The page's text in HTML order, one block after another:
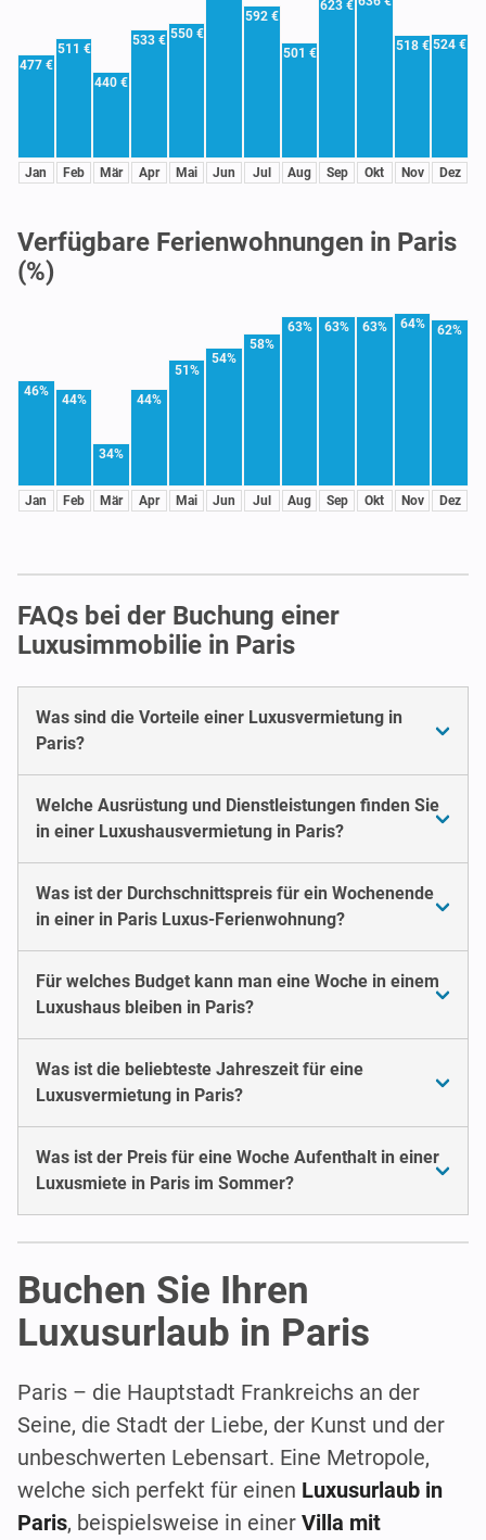
477 €
Jan
511 €
Feb
440 €
Mär
533 €
Apr
550 €
Mai Jun
592 €
Jul
501 €
Aug
623 €
Sep Okt
518 €
Nov
524 €
Dez
Verfügbare Ferienwohnungen in Paris
(%)
46%
Jan
44%
Feb
34%
Mär
44%
Apr
51%
Mai
54%
Jun
58%
Jul
63%
Aug
63%
Sep
63%
Okt
64%
Nov
62%
Dez
FAQs bei der Buchung einer
Luxusimmobilie in Paris
Was sind die Vorteile einer Luxusvermietung in
Paris?
Welche Ausrüstung und Dienstleistungen finden Sie
in einer Luxushausvermietung in Paris?
Was ist der Durchschnittspreis für ein Wochenende
in einer in Paris Luxus-Ferienwohnung?
Für welches Budget kann man eine Woche in einem
Luxushaus bleiben in Paris?
Was ist die beliebteste Jahreszeit für eine
Luxusvermietung in Paris?
Was ist der Preis für eine Woche Aufenthalt in einer
Luxusmiete in Paris im Sommer?
Buchen Sie Ihren
Luxusurlaub in Paris
Paris – die Hauptstadt Frankreichs an der
Seine, die Stadt der Liebe, der Kunst und der
unbeschwerten Lebensart. Eine Metropole,
welche sich perfekt für einen Luxusurlaub in
Paris, beispielsweise in einer Villa mit